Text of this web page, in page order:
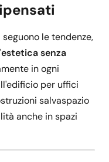
le tendenze,
estetica senza
in ogni
per uffici
salvaspazio
anche in spazi